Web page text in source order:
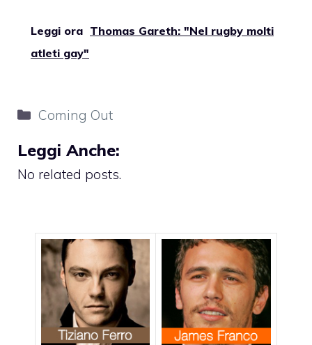
Leggi ora Thomas Gareth: "Nel rugby molti
atleti gay"
Categorie
Coming Out
Leggi Anche:
No related posts.